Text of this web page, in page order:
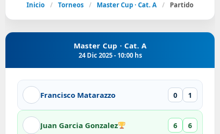
Inicio / Torneos / Master Cup · Cat. A / Partido
Master Cup · Cat. A
24 Dic 2025 - 10:00 hs
Francisco Matarazzo 0 1
Juan Garcia Gonzalez 6 6